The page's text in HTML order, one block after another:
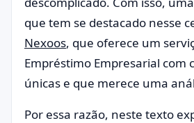
que tem se destacado nesse
Nexoos, que oferece um
Empréstimo Empresarial com
únicas e que merece uma
Por essa razão, neste texto